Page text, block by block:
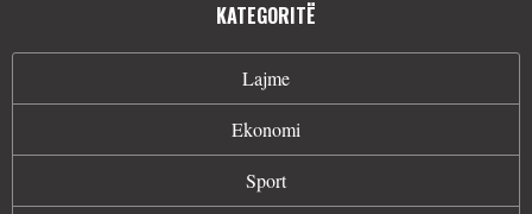
KATEGORITË
Lajme
Ekonomi
Sport